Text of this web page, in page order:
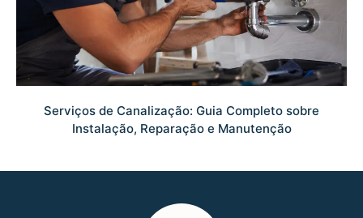
Serviços de Canalização: Guia Completo sobre
Instalação, Reparação e Manutenção